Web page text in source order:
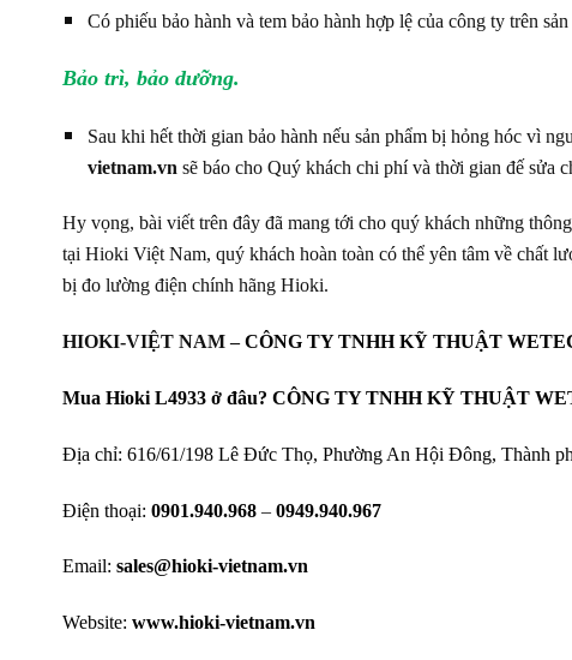
Có phiếu bảo hành và tem bảo hành hợp lệ của công ty trên sản
Bảo trì, bảo dưỡng.
Sau khi hết thời gian bảo hành nếu sản phẩm bị hỏng hóc vì
vietnam.vn sẽ báo cho Quý khách chi phí và thời gian đế sửa
Hy vọng, bài viết trên đây đã mang tới cho quý khách những
tại Hioki Việt Nam, quý khách hoàn toàn có thể yên tâm về chất
bị đo lường điện chính hãng Hioki.
HIOKI-VIỆT NAM –CÔNG TY TNHH KỸ THUẬT
Mua Hioki L4933 ở đâu? CÔNG TY TNHH KỸ THUẬT
Địa chỉ: 616/61/198 Lê Đức Thọ, Phường An Hội Đông, Thành
Điện thoại: 0901.940.968 – 0949.940.967
Email: sales@hioki-vietnam.vn
Website: www.hioki-vietnam.vn